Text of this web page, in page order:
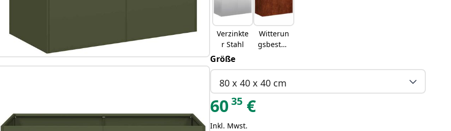
Verzinkte
r Stahl
Witterun
gsbestän
Größe
80 x 40 x 40 cm
6035 €
Inkl. Mwst.